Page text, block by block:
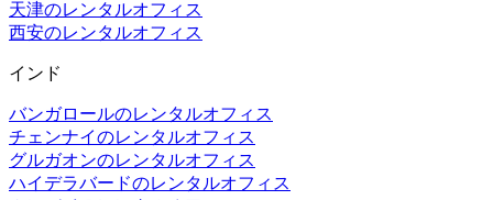
天津のレンタルオフィス
西安のレンタルオフィス
インド
バンガロールのレンタルオフィス
チェンナイのレンタルオフィス
グルガオンのレンタルオフィス
ハイデラバードのレンタルオフィス